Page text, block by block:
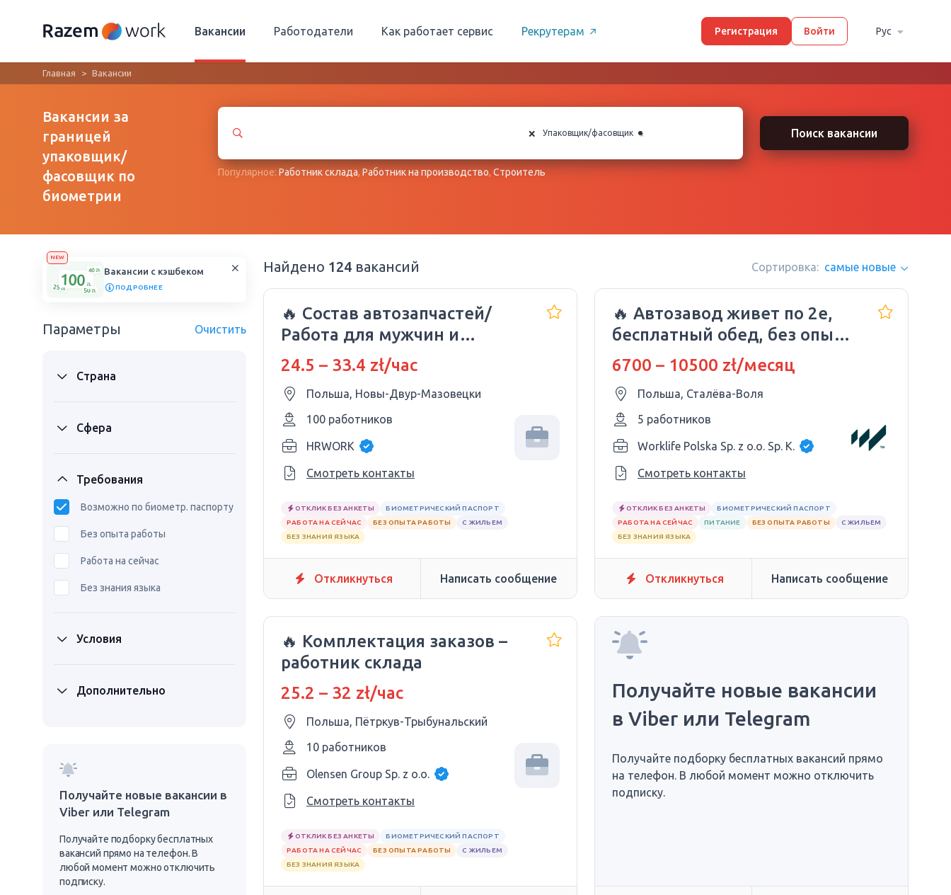
Вакансии Работодатели Как работает сервис Рекрутерам Регистрация Войти Рус
Главная Вакансии
Вакансии за
границей
упаковщик/
фасовщик по
биометрии
× ×
Упаковщик/фасовщик Поиск вакансии
Популярное:Работник склада,Работник на производство,Строитель
NEW
Вакансии с кэшбеком
ПОДРОБНЕЕ
Параметры Очистить
Страна
Сфера
Требования
Возможно по биометр. паспорту
Без опыта работы
Работа на сейчас
Без знания языка
Условия
Дополнительно
Получайте новые вакансии в
Viber или Telegram
Получайте подборку бесплатных
вакансий прямо на телефон. В
любой момент можно отключить
подписку.
Найдено 124 вакансий Сортировка: самые новые
🔥 Состав автозапчастей/
Работа для мужчин и
женщин
24.5 – 33.4 zł/час
Польша, Новы-Двур-Мазовецки
100 работников
HRWORK
Смотреть контакты
ОТКЛИК БЕЗ АНКЕТЫ
БИОМЕТРИЧЕСКИЙ ПАСПОРТ
РАБОТА НА СЕЙЧАС
БЕЗ ОПЫТА РАБОТЫ
С ЖИЛЬЕМ
БЕЗ ЗНАНИЯ ЯЗЫКА
Откликнуться Написать сообщение
🔥 Автозавод живет по 2е,
бесплатный обед, без опыта
и языка.
6700 – 10500 zł/месяц
Польша, Сталёва-Воля
5 работников
Worklife Polska Sp. z o.o. Sp. K.
Смотреть контакты
ОТКЛИК БЕЗ АНКЕТЫ
БИОМЕТРИЧЕСКИЙ ПАСПОРТ
РАБОТА НА СЕЙЧАС
ПИТАНИЕ БЕЗ ОПЫТА РАБОТЫ
С ЖИЛЬЕМ
БЕЗ ЗНАНИЯ ЯЗЫКА
Откликнуться Написать сообщение
🔥 Комплектация заказов –
работник склада
25.2 – 32 zł/час
Польша, Пётркув-Трыбунальский
10 работников
Olensen Group Sp. z o.o.
Смотреть контакты
ОТКЛИК БЕЗ АНКЕТЫ
БИОМЕТРИЧЕСКИЙ ПАСПОРТ
РАБОТА НА СЕЙЧАС
БЕЗ ОПЫТА РАБОТЫ
С ЖИЛЬЕМ
БЕЗ ЗНАНИЯ ЯЗЫКА
Получайте новые вакансии
в Viber или Telegram
Получайте подборку бесплатных вакансий прямо
на телефон. В любой момент можно отключить
подписку.